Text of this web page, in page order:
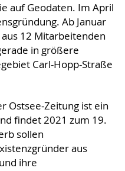
auf Geodaten. Im April
Ab Januar
12 Mitarbeitenden
in größere
Carl-Hopp-Straße
Ostsee-Zeitung ist ein
findet 2021 zum 19.
sollen
aus
ihre